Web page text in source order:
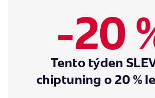
-20
Tento týden
chiptuning o 20 %